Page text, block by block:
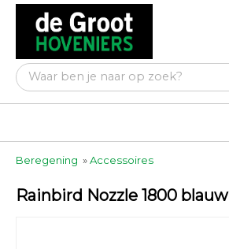
Beregening »Accessoires
Rainbird Nozzle 1800 blauw